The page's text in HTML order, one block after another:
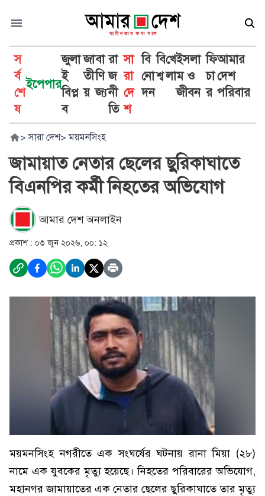
স
র্ব
শে
ষ
ইপেপার
জুলা
ই
বিপ্ল
ব
জা
তী
য়
বা
ণি
জ্য
রা
জ
নী
তি
সা
রা
দে
শ
বি
নো
দন
বি
শ্ব
খে
লা
ইসলা
ম ও
জীবন
ফি
চা
র
আমার
দেশ
পরিবার
> সারা দেশ> ময়মনসিংহ
জামায়াত নেতার ছেলের ছুরিকাঘাতে
বিএনপির কর্মী নিহতের অভিযোগ
আমার দেশ অনলাইন
প্রকাশ : ০৩ জুন ২০২৬, ০০: ১২
ময়মনসিংহ নগরীতে এক সংঘর্ষের ঘটনায় রানা মিয়া (২৮)
নামে এক যুবকের মৃত্যু হয়েছে। নিহতের পরিবারের অভিযোগ,
মহানগর জামায়াতের এক নেতার ছেলের ছুরিকাঘাতে তার মৃত্যু